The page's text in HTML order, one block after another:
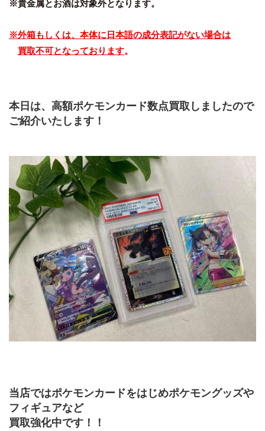
※貴金属とお酒は対象外となります。
※外箱もしくは、本体に日本語の成分表記がない場合は
買取不可となっております。
本日は、高額ポケモンカード数点買取しましたので
ご紹介いたします！
当店ではポケモンカードをはじめポケモングッズや
フィギュアなど
買取強化中です！！